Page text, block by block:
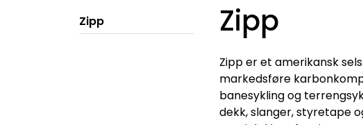
Zipp Zipp
Zipp er et amerikansk
markedsføre
banesykling og
dekk, slanger, styretape